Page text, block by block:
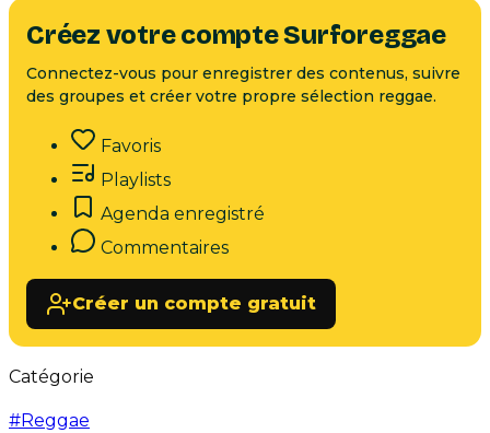
Créez votre compte Surforeggae
Connectez-vous pour enregistrer des contenus, suivre
des groupes et créer votre propre sélection reggae.
Favoris
Playlists
Agenda enregistré
Commentaires
Créer un compte gratuit
Catégorie
#Reggae